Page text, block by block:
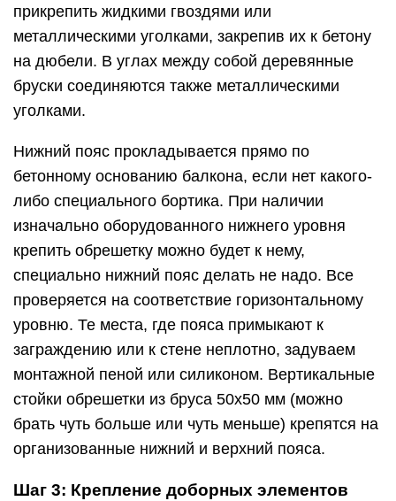
прикрепить жидкими гвоздями или
металлическими уголками, закрепив их к бетону
на дюбели. В углах между собой деревянные
бруски соединяются также металлическими
уголками.
Нижний пояс прокладывается прямо по
бетонному основанию балкона, если нет какого-
либо специального бортика. При наличии
изначально оборудованного нижнего уровня
крепить обрешетку можно будет к нему,
специально нижний пояс делать не надо. Все
проверяется на соответствие горизонтальному
уровню. Те места, где пояса примыкают к
заграждению или к стене неплотно, задуваем
монтажной пеной или силиконом. Вертикальные
стойки обрешетки из бруса 50х50 мм (можно
брать чуть больше или чуть меньше) крепятся на
организованные нижний и верхний пояса.
Шаг 3: Крепление доборных элементов